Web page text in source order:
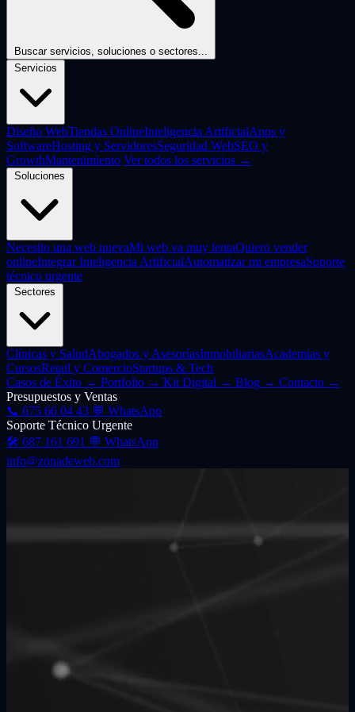
Buscar servicios, soluciones o sectores...
Servicios
Diseño WebTiendas OnlineInteligencia ArtificialApps y
SoftwareHosting y ServidoresSeguridad WebSEO y
GrowthMantenimiento Ver todos los servicios →
Soluciones
Necesito una web nuevaMi web va muy lentaQuiero vender
onlineIntegrar Inteligencia ArtificialAutomatizar mi empresaSoporte
técnico urgente
Sectores
Clínicas y SaludAbogados y AsesoríasInmobiliariasAcademias y
CursosRetail y ComercioStartups & Tech
Casos de Éxito → Portfolio → Kit Digital → Blog → Contacto →
Presupuestos y Ventas
📞 675 66 04 43 💬 WhatsApp
Soporte Técnico Urgente
🛠️ 687 161 691 💬 WhatsApp
info@zonadeweb.com